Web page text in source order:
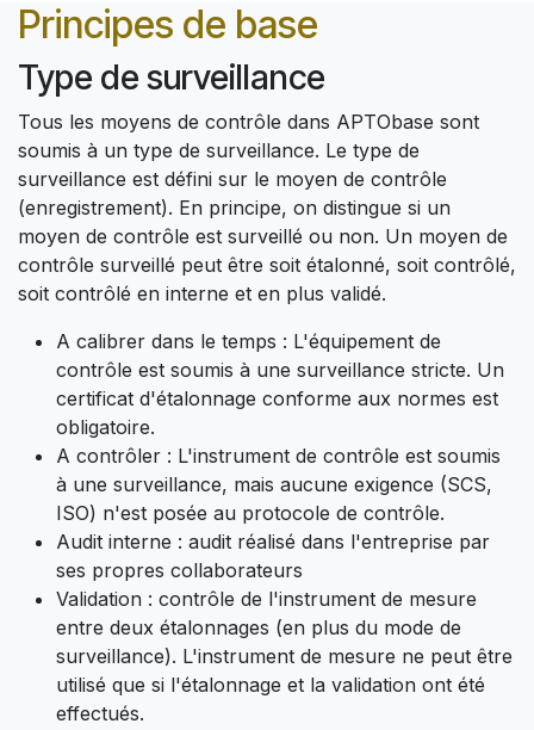
Principes de base
Type de surveillance
Tous les moyens de contrôle dans APTObase sont
soumis à un type de surveillance. Le type de
surveillance est défini sur le moyen de contrôle
(enregistrement). En principe, on distingue si un
moyen de contrôle est surveillé ou non. Un moyen de
contrôle surveillé peut être soit étalonné, soit contrôlé,
soit contrôlé en interne et en plus validé.
A calibrer dans le temps : L'équipement de
contrôle est soumis à une surveillance stricte. Un
certificat d'étalonnage conforme aux normes est
obligatoire.​
A contrôler : L'instrument de contrôle est soumis
à une surveillance, mais aucune exigence (SCS,
ISO) n'est posée au protocole de contrôle.​
Audit interne : audit réalisé dans l'entreprise par
ses propres collaborateurs
Validation : contrôle de l'instrument de mesure
entre deux étalonnages (en plus du mode de
surveillance). L'instrument de mesure ne peut être
utilisé que si l'étalonnage et la validation ont été
effectués.